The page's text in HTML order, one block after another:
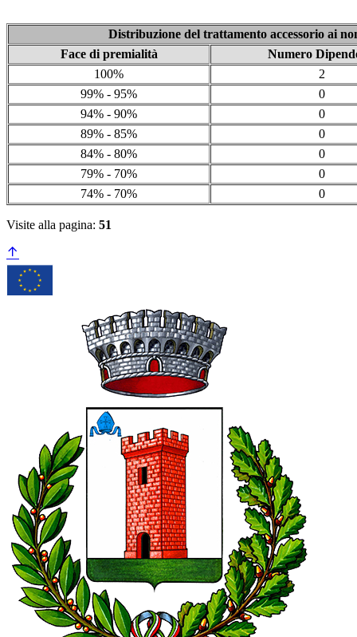
Distribuzione del trattamento accessorio ai
Face di premialità
Numero
100%
2
99% - 95%
0
94% - 90%
0
89% - 85%
0
84% - 80%
0
79% - 70%
0
74% - 70%
0
Visite alla pagina: 51